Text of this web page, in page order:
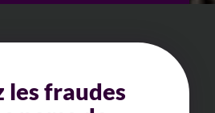
les fraudes